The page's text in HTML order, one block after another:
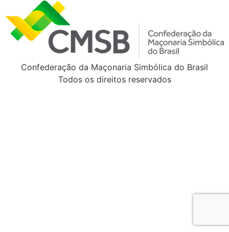
Confederação da Maçonaria Simbólica do Brasil
Todos os direitos reservados